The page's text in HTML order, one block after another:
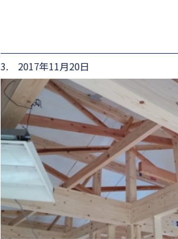
3. 2017年11月20日